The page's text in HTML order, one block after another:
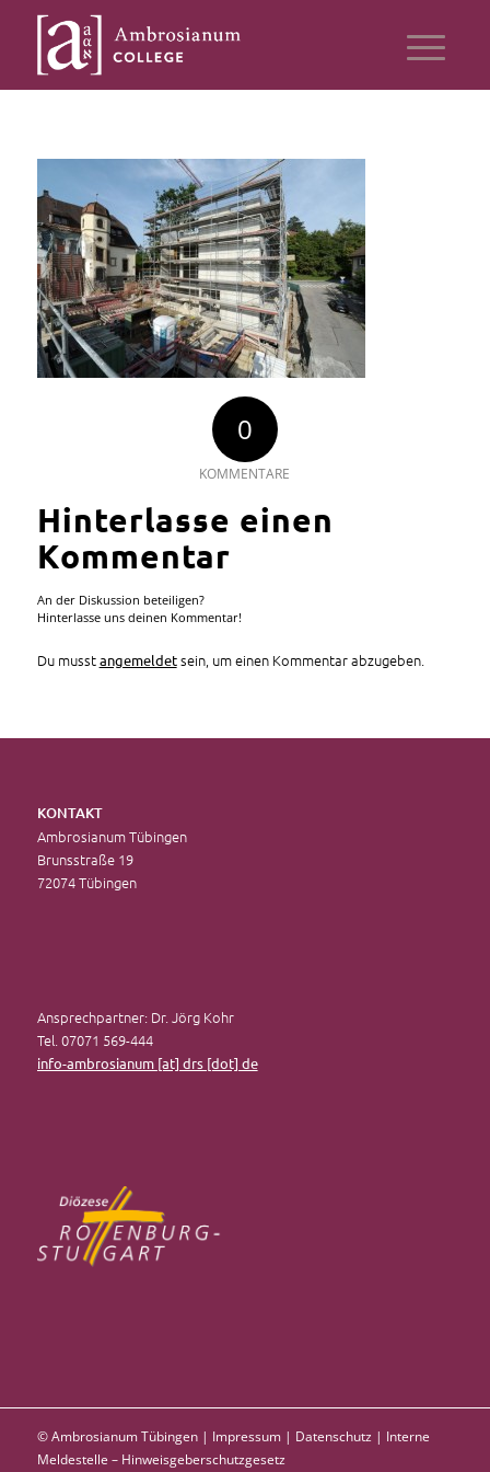
0
KOMMENTARE
Hinterlasse einen
Kommentar
An der Diskussion beteiligen?
Hinterlasse uns deinen Kommentar!
Du musstangemeldetsein, um einen Kommentar abzugeben.
KONTAKT
Ambrosianum Tübingen
Brunsstraße 19
72074 Tübingen
Ansprechpartner: Dr. Jörg Kohr
Tel. 07071 569-444
info-ambrosianum [at] drs [dot] de
© Ambrosianum Tübingen | Impressum| Datenschutz| Interne
Meldestelle – Hinweisgeberschutzgesetz